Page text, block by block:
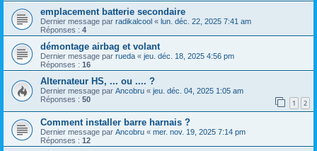
emplacement batterie secondaire
Dernier message par radikalcool « lun. déc. 22, 2025 7:41 am
Réponses : 4
démontage airbag et volant
Dernier message par rueda « jeu. déc. 18, 2025 4:56 pm
Réponses : 16
Alternateur HS, ... ou .... ?
Dernier message par Ancobru « jeu. déc. 04, 2025 1:05 am
Réponses : 50 1 2
Comment installer barre harnais ?
Dernier message par Ancobru « mer. nov. 19, 2025 7:14 pm
Réponses : 12